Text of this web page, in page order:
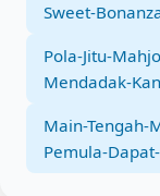
Sweet-
Pola-Jitu-
Mendadak-
Main-Tengah-
Pemula-